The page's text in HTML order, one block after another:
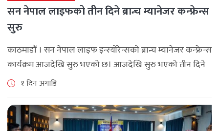
सन नेपाल लाइफको तीन दिने ब्रान्च म्यानेजर कन्फ्रेन्स
सुरु
काठमाडौं । सन नेपाल लाइफ इन्स्योरेन्सको ब्रान्च म्यानेजर कन्फ्रेन्स
कार्यक्रम आजदेखि सुरु भएको छ। आजदेखि सुरु भएको तीन दिने
ब्रान्च म्यानेजर कन्फ्रेन्स विभिन्न कार्यक्रमहरुका साथ भब्य साथ
१ दिन अगाडि